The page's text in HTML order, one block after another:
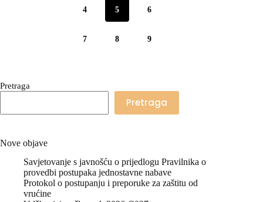
4 5 6
7 8 9
Pretraga
Pretraga
Nove objave
Savjetovanje s javnošću o prijedlogu Pravilnika o
provedbi postupaka jednostavne nabave
Protokol o postupanju i preporuke za zaštitu od
vrućine